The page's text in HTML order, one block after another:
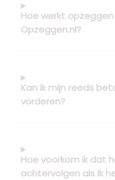
Hoe werkt
Opzeggen.nl?
Kan ik mijn reeds
vorderen?
Hoe voorkom ik dat
achtervolgen als ik